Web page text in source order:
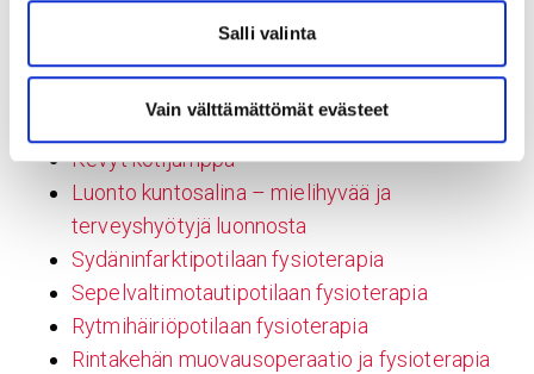
Salli valinta
Vain välttämättömät evästeet
Fysioterapia Sydänsairaalassa
Vajaatoimintapotilaan fysioterapia
Kevyt kotijumppa
Luonto kuntosalina – mielihyvää ja
terveyshyötyjä luonnosta
Sydäninfarktipotilaan fysioterapia
Sepelvaltimotautipotilaan fysioterapia
Rytmihäiriöpotilaan fysioterapia
Rintakehän muovausoperaatio ja fysioterapia